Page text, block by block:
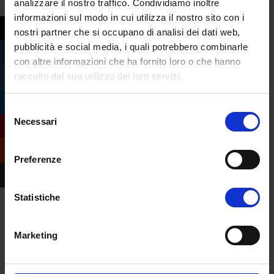
analizzare il nostro traffico. Condividiamo inoltre
informazioni sul modo in cui utilizza il nostro sito con i
nostri partner che si occupano di analisi dei dati web,
pubblicità e social media, i quali potrebbero combinarle
con altre informazioni che ha fornito loro o che hanno
raccolto dal suo utilizzo dei loro servizi.
delNecessari
Preferenze
Statistiche
Marketing
livello